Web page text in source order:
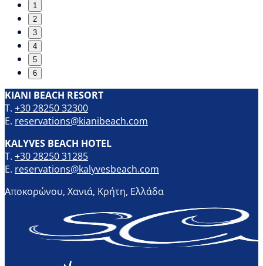
1
2
3
4
5
6
KIANI BEACH RESORT
T. +30 28250 32300
E. reservations@kianibeach.com
KALYVES BEACH HOTEL
T. +30 28250 31285
E. reservations@kalyvesbeach.com
Αποκορώνου, Χανιά, Κρήτη, Ελλάδα